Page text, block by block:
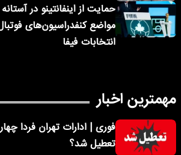
حمایت از اینفانتینو در
مواضع کنفدراسیون‌های
انتخابات فیفا
مهمترین اخبار
تعطیل شد؟